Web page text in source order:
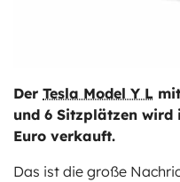
Der Tesla Model Y L
und 6 Sitzplätzen
Euro verkauft.
Das ist die große